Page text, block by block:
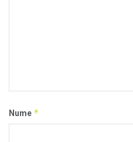
Nume *